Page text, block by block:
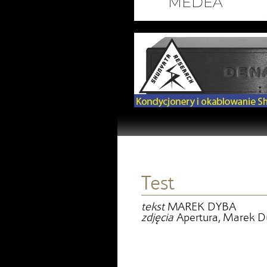
Test
tekstMAREK DYBA
zdjęcia Apertura, Marek